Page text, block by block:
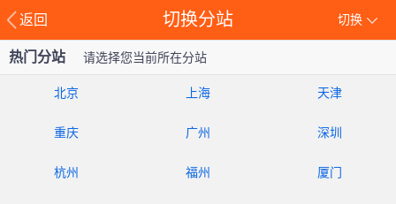
返回 切换
切换分站
热门分站 请选择您当前所在分站
北京 上海 天津
重庆 广州 深圳
杭州 福州 厦门